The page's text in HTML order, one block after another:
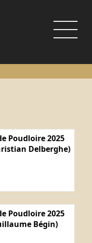
Poudloire 2025
Delberghe)
Poudloire 2025
Bégin)